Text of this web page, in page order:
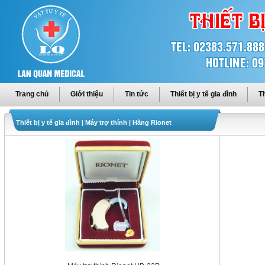
Trang chủ Giới thiệu Tin tức Thiết bị y tế gia đình
Thiết bị y tế gia đình | Máy trợ thính | Hãng Rionet